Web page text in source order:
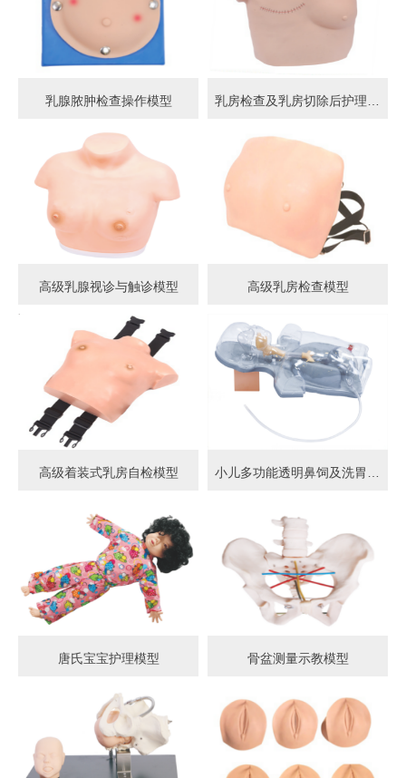
乳腺脓肿检查操作模型
高级乳腺视诊与触诊模型 高级乳房检查模型
高级着装式乳房自检模型
唐氏宝宝护理模型 骨盆测量示教模型